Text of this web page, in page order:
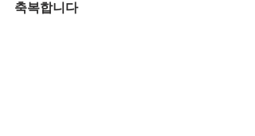
축복합니다